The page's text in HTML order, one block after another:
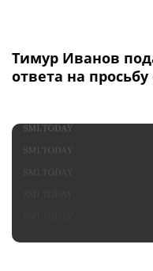
Тимур Иванов
ответа на